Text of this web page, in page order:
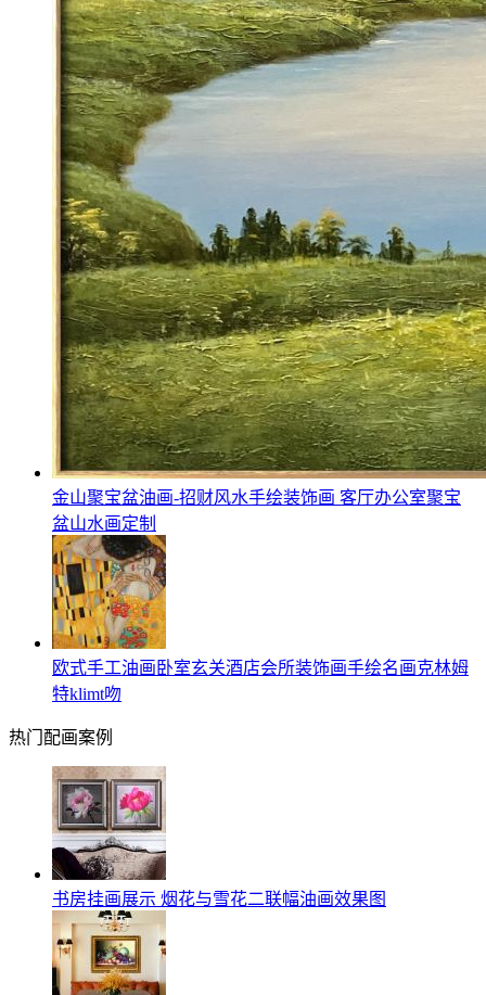
金山聚宝盆油画-招财风水手绘装饰画 客厅办公室聚宝
盆山水画定制
欧式手工油画卧室玄关酒店会所装饰画手绘名画克林姆
特klimt吻
热门配画案例
书房挂画展示 烟花与雪花二联幅油画效果图